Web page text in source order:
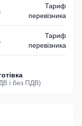
Тариф
перевізника
Тариф
перевізника
і без ПДВ)